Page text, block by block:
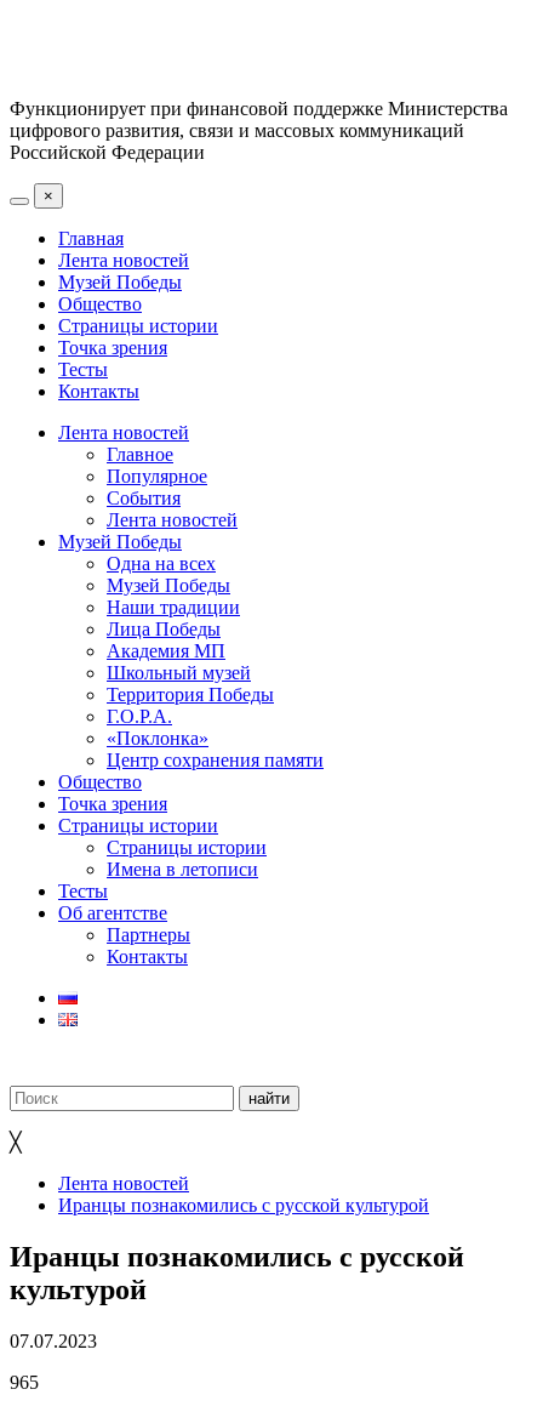
Функционирует при финансовой поддержке Министерства
цифрового развития, связи и массовых коммуникаций
Российской Федерации
×
Главная
Лента новостей
Музей Победы
Общество
Страницы истории
Точка зрения
Тесты
Контакты
Лента новостей
Главное
Популярное
События
Лента новостей
Музей Победы
Одна на всех
Музей Победы
Наши традиции
Лица Победы
Академия МП
Школьный музей
Территория Победы
Г.О.Р.А.
«Поклонка»
Центр сохранения памяти
Общество
Точка зрения
Страницы истории
Страницы истории
Имена в летописи
Тесты
Об агентстве
Партнеры
Контакты
╳
Лента новостей
Иранцы познакомились с русской культурой
Иранцы познакомились с русской
культурой
07.07.2023
965